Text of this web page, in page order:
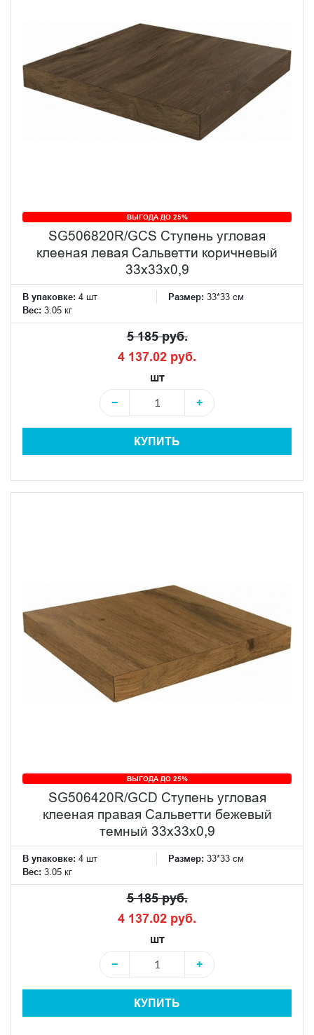
ВЫГОДА ДО 25%
SG506820R/GCS Ступень угловая
клееная левая Сальветти коричневый
33x33x0,9
В упаковке: 4 шт Размер: 33*33 см
Вес: 3.05 кг
5 185 руб.
4 137.02 руб.
шт
−
+
КУПИТЬ
ВЫГОДА ДО 25%
SG506420R/GCD Ступень угловая
клееная правая Сальветти бежевый
темный 33x33x0,9
В упаковке: 4 шт Размер: 33*33 см
Вес: 3.05 кг
5 185 руб.
4 137.02 руб.
шт
−
+
КУПИТЬ